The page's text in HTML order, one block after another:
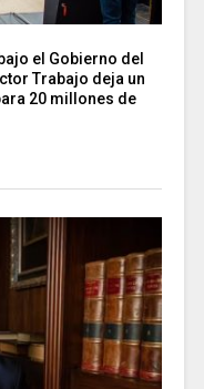
el Gobierno del
Trabajo deja un
20 millones de